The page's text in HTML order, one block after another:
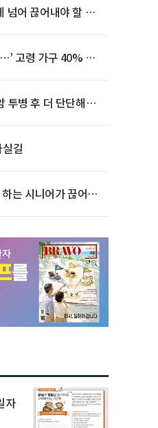
넘어 끊어내야 할 사
고령 가구 40% 노
투병 후 더 단단해진
길
는 시니어가 끊어야
자